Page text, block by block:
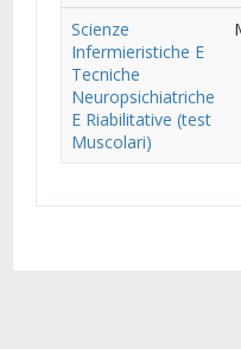
Scienze
Infermieristiche E
Tecniche
Neuropsichiatriche
E Riabilitative (test
Muscolari)